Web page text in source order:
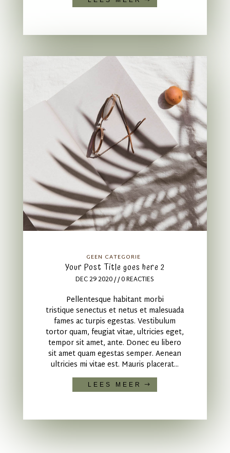
GEEN CATEGORIE
Your Post Title goes here 2
DEC 29 2020/ / 0 REACTIES
Pellentesque habitant morbi
tristique senectus et netus et malesuada
fames ac turpis egestas. Vestibulum
tortor quam, feugiat vitae, ultricies eget,
tempor sit amet, ante. Donec eu libero
sit amet quam egestas semper. Aenean
ultricies mi vitae est. Mauris placerat...
LEES MEER